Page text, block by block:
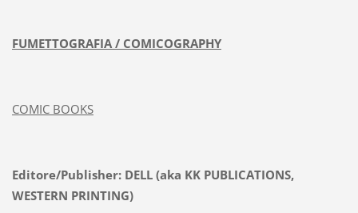
FUMETTOGRAFIA / COMICOGRAPHY
COMIC BOOKS
Editore/Publisher: DELL (aka KK PUBLICATIONS,
WESTERN PRINTING)